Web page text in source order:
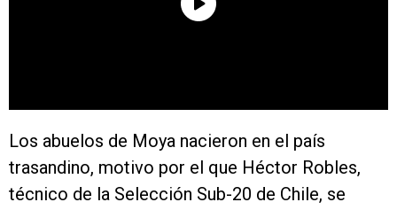
Los abuelos de Moya nacieron en el país
trasandino, motivo por el que Héctor Robles,
técnico de la Selección Sub-20 de Chile, se